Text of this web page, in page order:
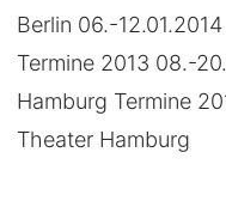
Berlin 06.-
Termine 2013 08.-
Hamburg Termine
Theater Hamburg